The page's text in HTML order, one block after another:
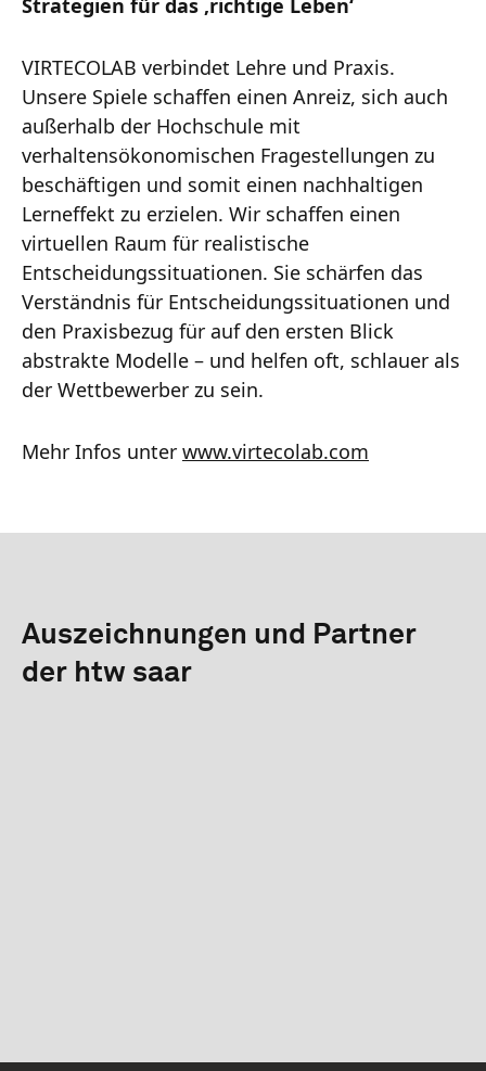
Strategien für das ‚richtige Leben‘
VIRTECOLAB verbindet Lehre und Praxis.
Unsere Spiele schaffen einen Anreiz, sich auch
außerhalb der Hochschule mit
verhaltensökonomischen Fragestellungen zu
beschäftigen und somit einen nachhaltigen
Lerneffekt zu erzielen. Wir schaffen einen
virtuellen Raum für realistische
Entscheidungssituationen. Sie schärfen das
Verständnis für Entscheidungssituationen und
den Praxisbezug für auf den ersten Blick
abstrakte Modelle – und helfen oft, schlauer als
der Wettbewerber zu sein.
Mehr Infos unter www.virtecolab.com
Auszeichnungen und Partner
der htw saar